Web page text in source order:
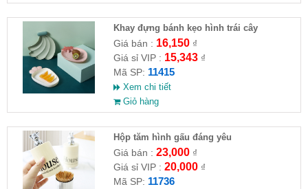
Khay đựng bánh kẹo hình trái cây
Giá bán : 16,150₫
Giá sỉ VIP : 15,343₫
Mã SP: 11415
Xem chi tiết
Giỏ hàng
Hộp tăm hình gấu đáng yêu
Giá bán : 23,000₫
Giá sỉ VIP : 20,000₫
Mã SP: 11736